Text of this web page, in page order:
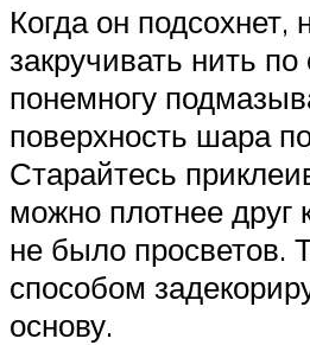
Когда он подсохнет,
закручивать нить
понемногу
поверхность шара
Старайтесь
можно плотнее друг
не было просветов.
способом
основу.